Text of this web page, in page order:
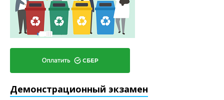
Демонстрационный экзамен